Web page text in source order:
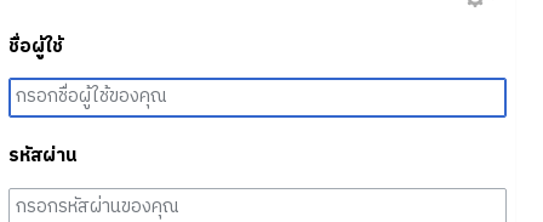
ชื่อผู้ใช้
รหัสผ่าน